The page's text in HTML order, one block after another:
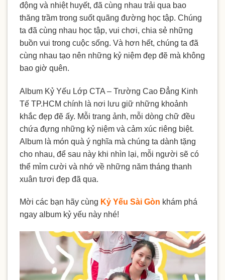
động và nhiệt huyết, đã cùng nhau trải qua bao
thăng trầm trong suốt quãng đường học tập. Chúng
ta đã cùng nhau học tập, vui chơi, chia sẻ những
buồn vui trong cuộc sống. Và hơn hết, chúng ta đã
cùng nhau tạo nên những kỷ niệm đẹp đẽ mà không
bao giờ quên.
Album Kỷ Yếu Lớp CTA – Trường Cao Đẳng Kinh
Tế TP.HCM chính là nơi lưu giữ những khoảnh
khắc đẹp đẽ ấy. Mỗi trang ảnh, mỗi dòng chữ đều
chứa đựng những kỷ niệm và cảm xúc riêng biệt.
Album là món quà ý nghĩa mà chúng ta dành tặng
cho nhau, để sau này khi nhìn lại, mỗi người sẽ có
thể mỉm cười và nhớ về những năm tháng thanh
xuân tươi đẹp đã qua.
Mời các bạn hãy cùng Kỷ Yếu Sài Gòn khám phá
ngay album kỷ yếu này nhé!